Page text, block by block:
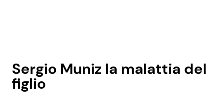
Sergio Muniz la malattia del
figlio